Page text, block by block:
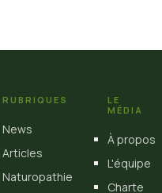
RUBRIQUES
News
Articles
Naturopathie
LE
MÉDIA
À propos
L'équipe
Charte